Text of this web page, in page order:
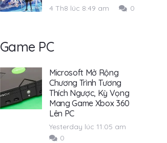
4 Th8 lúc 8:49 am 0
Game PC
Microsoft Mở Rộng
Chương Trình Tương
Thích Ngược, Kỳ Vọng
Mang Game Xbox 360
Lên PC
Yesterday lúc 11:05 am
0